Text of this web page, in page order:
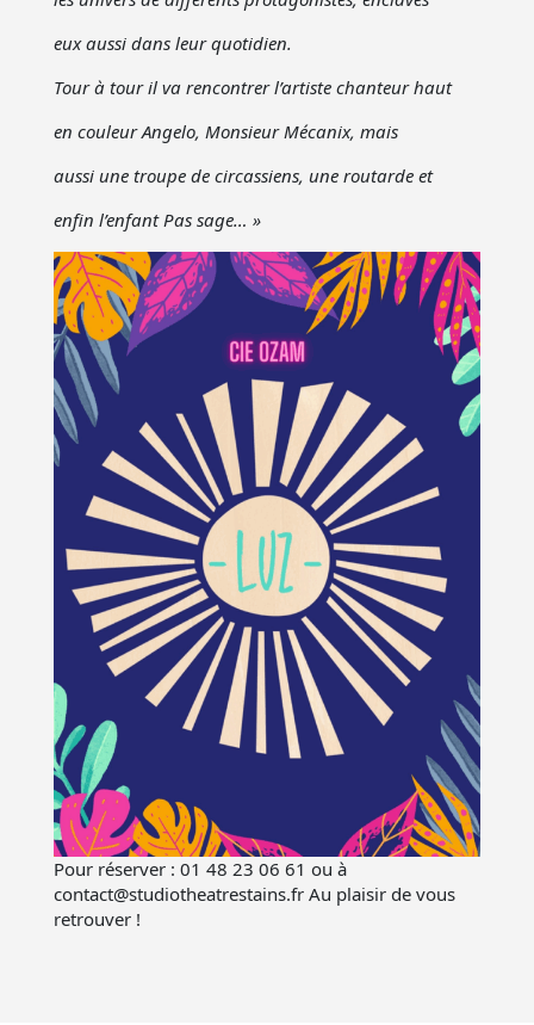
eux aussi dans leur quotidien.
Tour à tour il va rencontrer l’artiste chanteur haut
en couleur Angelo, Monsieur Mécanix, mais
aussi une troupe de circassiens, une routarde et
enfin l’enfant Pas sage… »
Pour réserver : 01 48 23 06 61 ou à
contact@studiotheatrestains.fr Au plaisir de vous
retrouver !